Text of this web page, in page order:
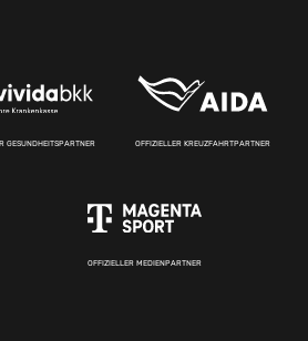
GESUNDHEITSPARTNER OFFIZIELLER KREUZFAHRTPARTNER
OFFIZIELLER MEDIENPARTNER